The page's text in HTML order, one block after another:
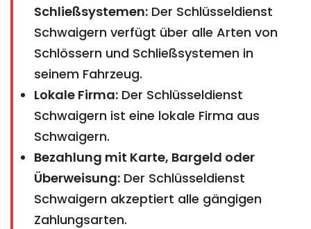
Schließsystemen: Der Schlüsseldienst
Schwaigern verfügt über alle Arten von
Schlössern und Schließsystemen in
seinem Fahrzeug.
Lokale Firma: Der Schlüsseldienst
Schwaigern ist eine lokale Firma aus
Schwaigern.
Bezahlung mit Karte, Bargeld oder
Überweisung: Der Schlüsseldienst
Schwaigern akzeptiert alle gängigen
Zahlungsarten.